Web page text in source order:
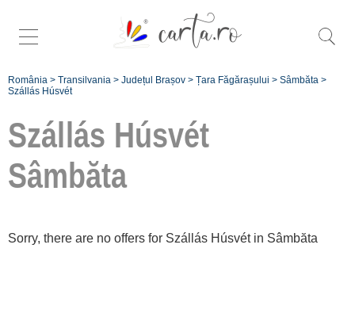
România > Transilvania > Județul Brașov > Țara Făgărașului > Sâmbăta >
Szállás Húsvét
Szállás Húsvét
Sâmbăta
Sorry, there are no offers for Szállás Húsvét in Sâmbăta